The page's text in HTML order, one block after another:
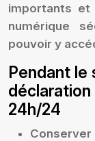
importants
numérique
pouvoir y
Pendant
24h/24
Conserver